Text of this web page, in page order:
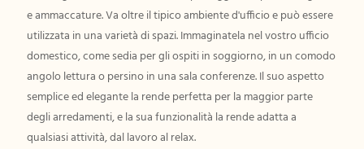
e ammaccature. Va oltre il tipico ambiente d'ufficio e può essere
utilizzata in una varietà di spazi. Immaginatela nel vostro ufficio
domestico, come sedia per gli ospiti in soggiorno, in un comodo
angolo lettura o persino in una sala conferenze. Il suo aspetto
semplice ed elegante la rende perfetta per la maggior parte
degli arredamenti, e la sua funzionalità la rende adatta a
qualsiasi attività, dal lavoro al relax.